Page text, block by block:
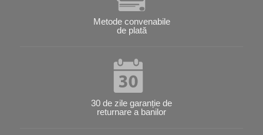
Metode convenabile
de plată
30 de zile garanție de
returnare a banilor